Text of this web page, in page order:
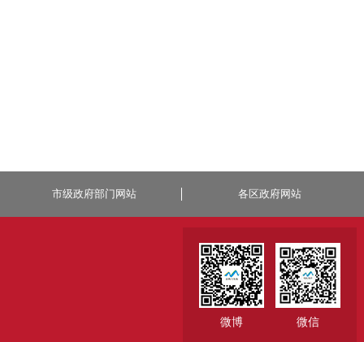
市级政府部门网站 各区政府网站
微博 微信